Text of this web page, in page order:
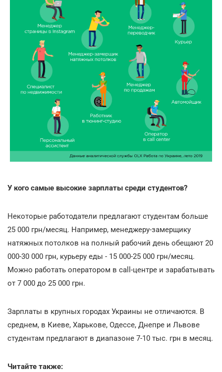
У кого самые высокие зарплаты среди студентов?
Некоторые работодатели предлагают студентам больше
25 000 грн/месяц. Например, менеджеру-замерщику
натяжных потолков на полный рабочий день обещают 20
000-30 000 грн, курьеру еды - 15 000-25 000 грн/месяц.
Можно работать оператором в call-центре и зарабатывать
от 7 000 до 25 000 грн.
Зарплаты в крупных городах Украины не отличаются. В
среднем, в Киеве, Харькове, Одессе, Днепре и Львове
студентам предлагают в диапазоне 7-10 тыс. грн в месяц.
Читайте также: